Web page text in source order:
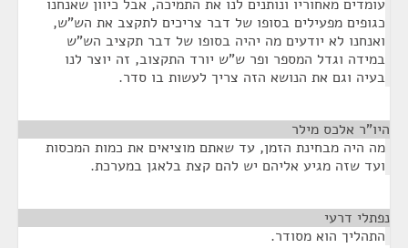
עומדים מאחוריו ונותנים לנו את התמיכה, אבל כיוון שאנחנו
כגופים מפעילים בסופו של דבר צריכים לתקצב את הש"ש,
ואנחנו לא יודעים מה יהיה בסופו של דבר תקציב הש"ש
במידה וגדל המספר ופר ש"ש יורד התקצוב, זה יוצר לנו
בעיה וגם את הנושא הזה צריך לעשות בו סדר.
היו"ר אלכס מילר
מה היה מבחינת הזמן, עד שאתם מוציאים את כמות המכסות
ועד שזה מגיע אליהם יש להם קצת בלאגן במערכת.
נפתלי דרעי
התהליך הוא מסודר.